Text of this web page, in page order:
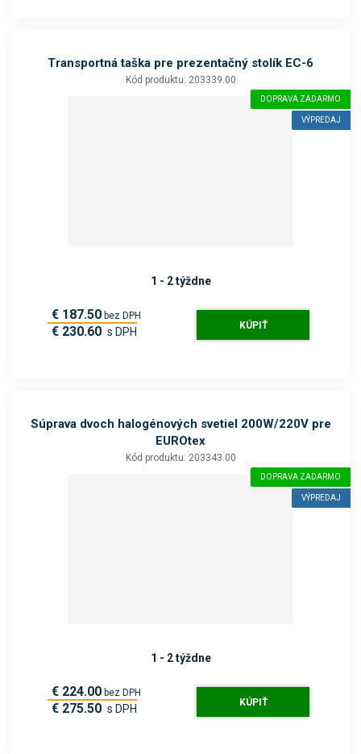
Transportná taška pre prezentačný stolík EC-6
Kód produktu: 203339.00
DOPRAVA ZADARMO
VÝPREDAJ
1 - 2 týždne
€ 187.50 bez DPH
€ 230.60 s DPH KÚPIŤ
Súprava dvoch halogénových svetiel 200W/220V pre
EUROtex
Kód produktu: 203343.00
DOPRAVA ZADARMO
VÝPREDAJ
1 - 2 týždne
€ 224.00 bez DPH
€ 275.50 s DPH KÚPIŤ